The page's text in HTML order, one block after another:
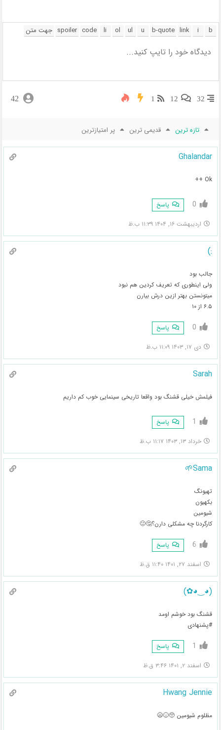
32
12
1
42
تازه ترین قدیمی ترین پر امتیازترین
Ghalandar
Ok ++
0 پاسخ
اردیبهشت ۱۶, ۱۴۰۴ ۱۱:۳۹ ب.ظ
:)
جالب بود
ولی اینطوری که تعریف کردین هم نبود
میتونستن بهتر ازین درش بیارن
۶.۵ از ۱۰
0 پاسخ
دی ۱۷, ۱۴۰۳ ۱۱:۰۹ ب.ظ
Sarah
فیلمش خیلی قشنگ بود واقعا تاریخی سینمایی خوب کم داریم
1 پاسخ
خرداد ۱۳, ۱۴۰۳ ۱۱:۱۷ ب.ظ
Sama🌱
تهیونگ
بکهیون
شیومین
کارگردنا چه مشکلی دارن؟🤔😐
6 پاسخ
اسفند ۲۷, ۱۴۰۱ ۱۱:۴۰ ق.ظ
(◕‿◕✿)
قشنگ بود خوشم اومد
#پشنهادی
1 پاسخ
اسفند ۲, ۱۴۰۱ ۳:۴۶ ق.ظ
Hwang Jennie
مظلوم شیومین 🥺😖😫